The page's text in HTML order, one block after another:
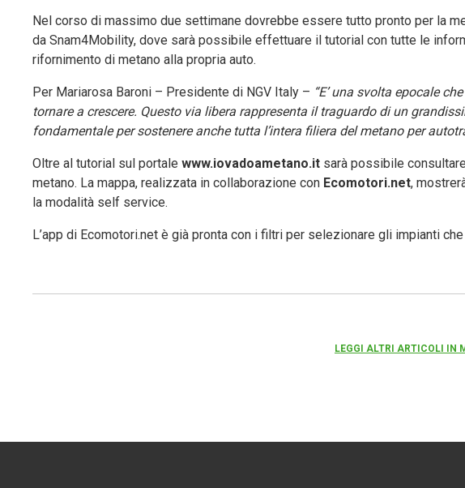
Nel corso di massimo due settimane dovrebbe essere tutto pronto per la
da Snam4Mobility, dove sarà possibile effettuare il tutorial con tutte le
rifornimento di metano alla propria auto.
Per Mariarosa Baroni – Presidente di NGV Italy – “E’ una svolta epocale
tornare a crescere. Questo via libera rappresenta il traguardo di un
fondamentale per sostenere anche tutta l’intera filiera del metano per
Oltre al tutorial sul portale www.iovadoametano.it sarà possibile
metano. La mappa, realizzata in collaborazione con Ecomotori.net,
la modalità self service.
L’app di Ecomotori.net è già pronta con i filtri per selezionare gli impianti
LEGGI ALTRI ARTICOLI IN